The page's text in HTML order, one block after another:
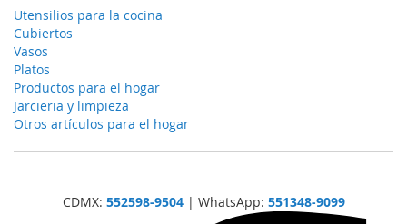
Utensilios para la cocina
Cubiertos
Vasos
Platos
Productos para el hogar
Jarcieria y limpieza
Otros artículos para el hogar
CDMX: 552598-9504| WhatsApp: 551348-9099